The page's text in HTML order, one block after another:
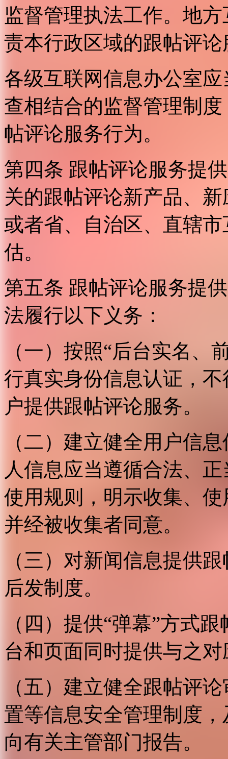
监督管理执法工作。地
责本行政区域的跟帖评
各级互联网信息办公室
查相结合的监督管理制
帖评论服务行为。
第四条 跟帖评论服务提
关的跟帖评论新产品、
或者省、自治区、直辖
估。
第五条 跟帖评论服务提
法履行以下义务：
（一）按照“后台实名、
行真实身份信息认证，
户提供跟帖评论服务。
（二）建立健全用户信
人信息应当遵循合法、
使用规则，明示收集、
并经被收集者同意。
（三）对新闻信息提供
后发制度。
（四）提供“弹幕”方式
台和页面同时提供与之
（五）建立健全跟帖评
置等信息安全管理制度
向有关主管部门报告。